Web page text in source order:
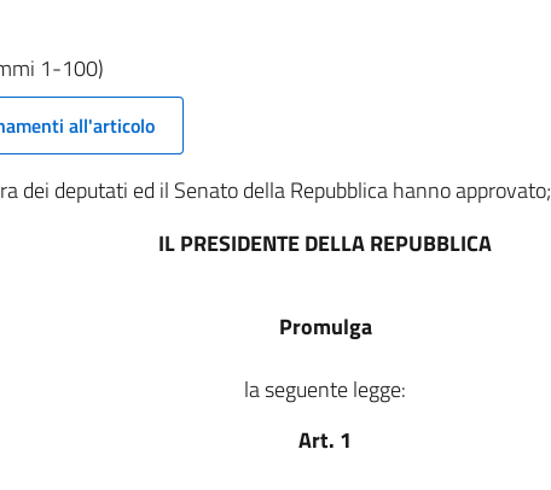
1-100)
all'articolo
dei deputati ed il Senato della Repubblica hanno approvato;
IL PRESIDENTE DELLA REPUBBLICA
Promulga
la seguente legge:
Art. 1